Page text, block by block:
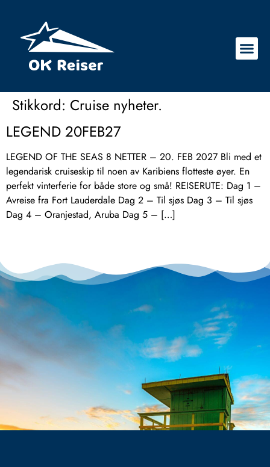
Stikkord: Cruise nyheter.
LEGEND 20FEB27
LEGEND OF THE SEAS 8 NETTER – 20. FEB 2027 Bli med et
legendarisk cruiseskip til noen av Karibiens flotteste øyer. En
perfekt vinterferie for både store og små! REISERUTE: Dag 1 –
Avreise fra Fort Lauderdale Dag 2 – Til sjøs Dag 3 – Til sjøs
Dag 4 – Oranjestad, Aruba Dag 5 – […]